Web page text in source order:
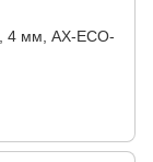
4 мм, AX-ECO-